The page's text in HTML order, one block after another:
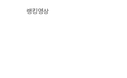
랭킹영상